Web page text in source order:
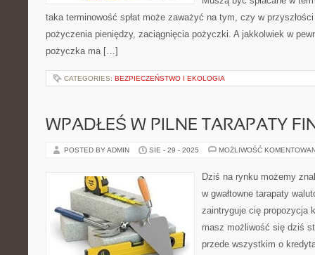
taka terminowość spłat może zaważyć na tym, czy w
pożyczenia pieniędzy, zaciągnięcia pożyczki. A jakkolwiek w
pożyczka ma […]
CATEGORIES: BEZPIECZEŃSTWO I EKOLOGIA
WPADŁEŚ W PILNE TARAPATY
POSTED BY ADMIN SIE - 29 - 2025 MOŻLIWOŚĆ
Dziś na rynku możemy
w gwałtowne tarapaty
zaintryguje cię propozycja
masz możliwość się dziś
przede wszystkim o